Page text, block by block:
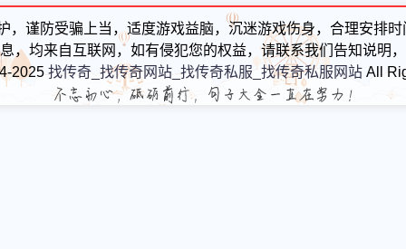
，谨防受骗上当，适度游戏益脑，沉迷游戏伤身，合理安排
，均来自互联网，如有侵犯您的权益，请联系我们告知说明
2025 找传奇_找传奇网站_找传奇私服_找传奇私服网站All